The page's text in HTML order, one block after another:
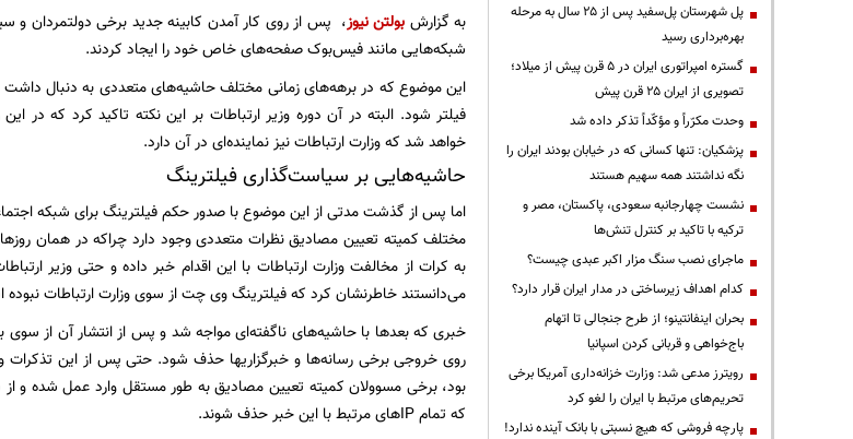
به گزارش بولتن نيوز، پس از روی کار آمدن کابینه جدید برخی دولتمردان و
شبکه‌هایی مانند فیس‌بوک صفحه‌های خاص خود را ایجاد کردند.
این موضوع که در برهه‌های زمانی مختلف حاشیه‌های متعددی به دنبال
فیلتر شود. البته در آن دوره وزیر ارتباطات بر این نکته تاکید کرد که در
خواهد شد که وزارت ارتباطات نیز نماینده‌ای در آن دارد.
حاشیه‌هایی بر سیاست‌گذاری فیلترینگ
اما پس از گذشت مدتی از این موضوع با صدور حکم فیلترینگ برای شبکه
مختلف کمیته تعیین مصادیق نظرات متعددی وجود دارد چراکه در همان
به کرات از مخالفت وزارت ارتباطات با این اقدام خبر داده و حتی وزیر
می‌دانستند خاطرنشان کرد که فیلترینگ وی چت از سوی وزارت ارتباطات
خبری که بعدها با حاشیه‌های ناگفته‌ای مواجه شد و پس از انتشار آن از
روی خروجی برخی رسانه‌ها و خبرگزاریها حذف شود. حتی پس از این
بود، برخی مسوولان کمیته تعیین مصادیق به طور مستقل وارد عمل شده و از
که تمام IPهای مرتبط با این خبر حذف شوند.
پل شهرستان پل‌سفید پس از ۲۵ سال به مرحله
بهره‌برداری رسید
گستره امپراتوری ایران در ۵ قرن پیش از میلاد؛
تصویری از ایران ۲۵ قرن پیش
وحدت مکرّراً و مؤکّداً تذکر داده شد
پزشکیان: تنها کسانی که در خیابان بودند ایران را
نگه نداشتند همه سهیم هستند
نشست چهارجانبه سعودی، پاکستان، مصر و
ترکیه با تاکید بر کنترل تنش‌ها
ماجرای نصب سنگ مزار اکبر عبدی چیست؟
کدام اهداف زیرساختی در مدار ایران قرار دارد؟
بحران اینفانتینو؛ از طرح جنجالی تا اتهام
باج‌خواهی و قربانی کردن اسپانیا
رویترز مدعی شد: وزارت خزانه‌داری آمریکا برخی
تحریم‌های مرتبط با ایران را لغو کرد
پارچه فروشی که هیچ نسبتی با بانک آینده ندارد!